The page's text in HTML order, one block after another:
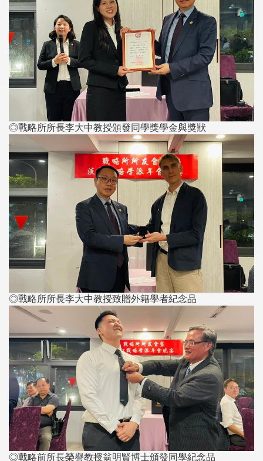
◎戰略所所長李大中教授頒發同學獎學金與獎狀
◎戰略所所長李大中教授致贈外籍學者紀念品
◎戰略前所長榮譽教授翁明賢博士頒發同學紀念品